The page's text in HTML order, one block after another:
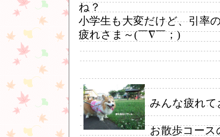
ね？
小学生も大変だけど、引率
疲れさま～(￣∇￣；)
みんな疲れ
お散歩コー